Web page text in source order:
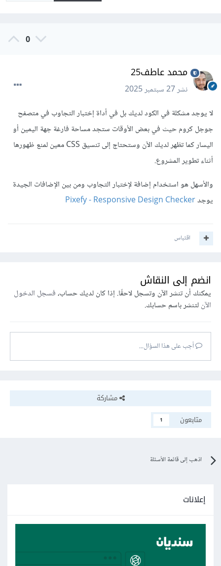
0
محمد عاطف25
نشر27 سبتمبر 2025
لا يوجد مشكلة في الكود لديك بل في أداة إختبار التجاوب في متصفح
جوجل كروم حيث في بعض الأوقات ستجد مساحة فارغة جهة اليمين أو
اليسار كما تظهر لديك الآن وستحتاج إلى تنسيق CSS معين لمنع ظهورها
أثناء تطوير المشروع.
والأسهل هو استخدام إضافة لإختبار التجاوب ومن بين الإضافات الجيدة
يوجدPixefy - Responsive Design Checker
اقتباس
انضم إلى النقاش
يمكنك أن تنشر الآن وتسجل لاحقًا. إذا كان لديك حساب،فسجل الدخول
الآنلتنشر باسم حسابك.
أجب على هذا السؤال...
مشاركة
متابعون
1
اذهب إلى قائمة الأسئلة
إعلانات